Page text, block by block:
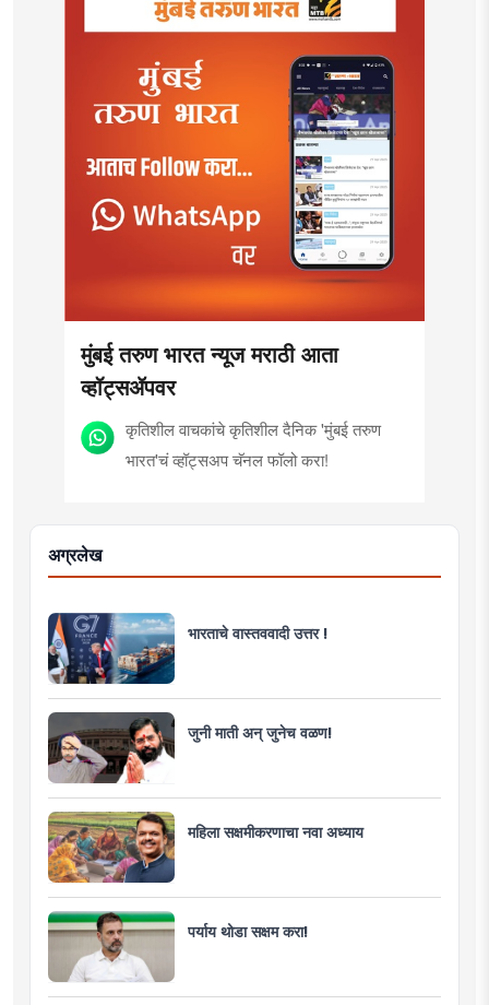
मुंबई तरुण भारत न्यूज मराठी आता
व्हॉट्सॲपवर
कृतिशील वाचकांचे कृतिशील दैनिक 'मुंबई तरुण
भारत'चं व्हॉट्सअप चॅनल फॉलो करा!
अग्रलेख
भारताचे वास्तववादी उत्तर !
जुनी माती अन् जुनेच वळण!
महिला सक्षमीकरणाचा नवा अध्याय
पर्याय थोडा सक्षम करा!